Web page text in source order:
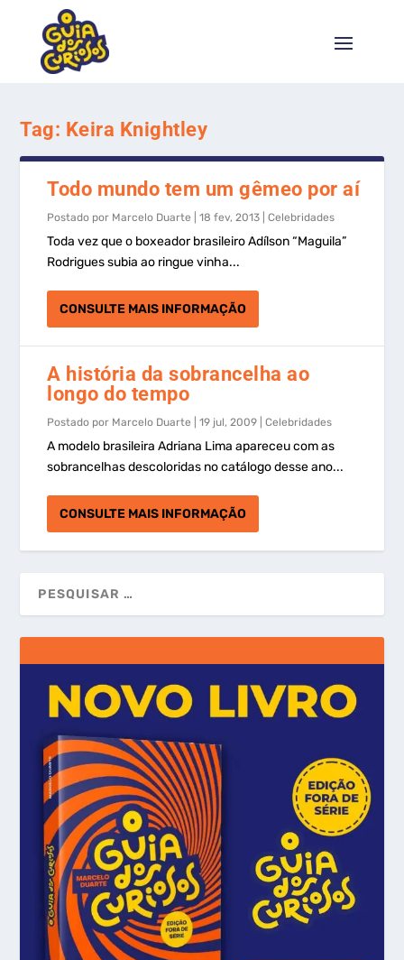
Tag: Keira Knightley
Todo mundo tem um gêmeo por aí
Postado por Marcelo Duarte |18 fev, 2013 |Celebridades
Toda vez que o boxeador brasileiro Adílson “Maguila”
Rodrigues subia ao ringue vinha...
CONSULTE MAIS INFORMAÇÃO
A história da sobrancelha ao
longo do tempo
Postado por Marcelo Duarte |19 jul, 2009 |Celebridades
A modelo brasileira Adriana Lima apareceu com as
sobrancelhas descoloridas no catálogo desse ano...
CONSULTE MAIS INFORMAÇÃO